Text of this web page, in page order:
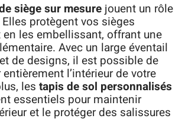
siège sur mesure jouent un rôle
protègent vos sièges
les embellissant, offrant une
Avec un large éventail
de designs, il est possible de
l’intérieur de votre
les tapis de sol personnalisés
essentiels pour maintenir
et le protéger des salissures